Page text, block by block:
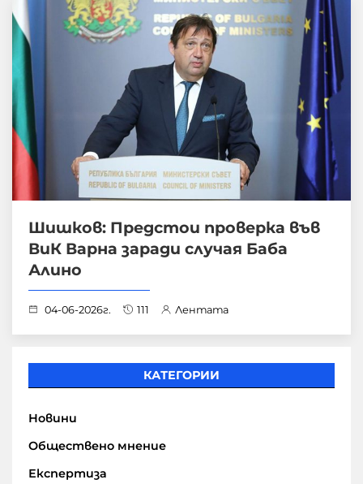
Шишков: Предстои проверка във
ВиК Варна заради случая Баба
Алино
04-06-2026г. 111 Лентата
КАТЕГОРИИ
Новини
Обществено мнение
Експертиза